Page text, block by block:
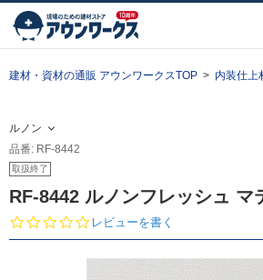
建材・資材の通販 アウンワークスTOP 内装仕上
ルノン
品番: RF-8442
取扱終了
RF-8442 ルノンフレッシュ マ
0.
0
レビューを書く